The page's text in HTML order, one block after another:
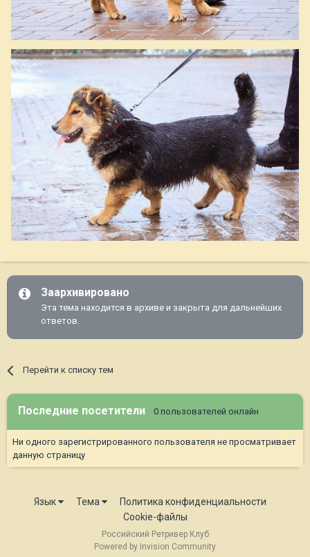
Заархивировано
Эта тема находится в архиве и закрыта для дальнейших
ответов.
Перейти к списку тем
Последние посетители 0 пользователей онлайн
Ни одного зарегистрированного пользователя не просматривает
данную страницу
Язык Тема
Политика конфиденциальности
Cookie-файлы
Российский Ретривер Клуб
Powered by Invision Community